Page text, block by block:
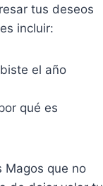
tus deseos
incluir:
el año
qué es
Magos que no